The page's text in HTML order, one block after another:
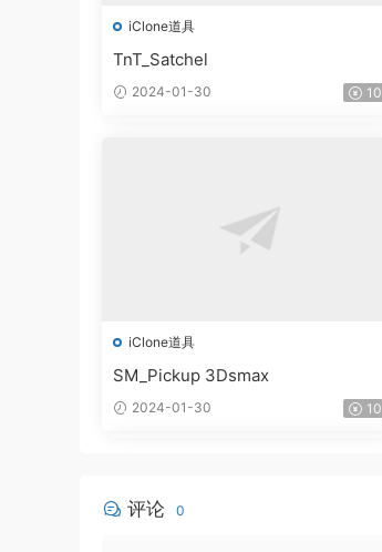
iClone道具
TnT_Satchel
2024-01-30 10
iClone道具
SM_Pickup 3Dsmax
2024-01-30 10
评论 0